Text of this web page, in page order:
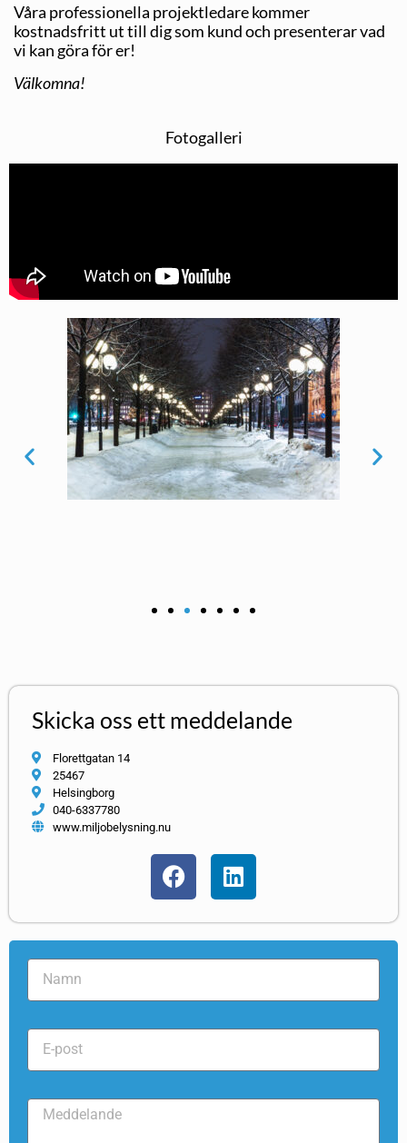
Våra professionella projektledare kommer
kostnadsfritt ut till dig som kund och presenterar vad
vi kan göra för er!
Välkomna!
Fotogalleri
Skicka oss ett meddelande
Florettgatan 14
25467
Helsingborg
040-6337780
www.miljobelysning.nu